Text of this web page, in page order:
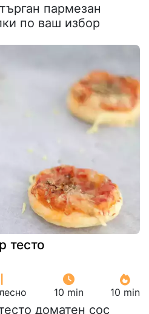
пармезан
по ваш избор
тесто
10 min 10 min
доматен сос